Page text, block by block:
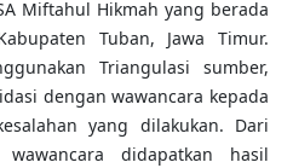
Miftahul Hikmah yang berada
Tuban, Jawa Timur.
Triangulasi sumber,
dengan wawancara kepada
yang dilakukan. Dari
didapatkan hasil